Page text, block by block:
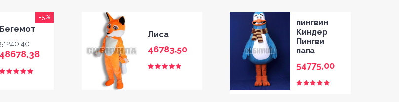
-5%
Бегемот
51240,40
48678,38
Лиса
46783,50
пингвин
Киндер
Пингви
папа
54775,00